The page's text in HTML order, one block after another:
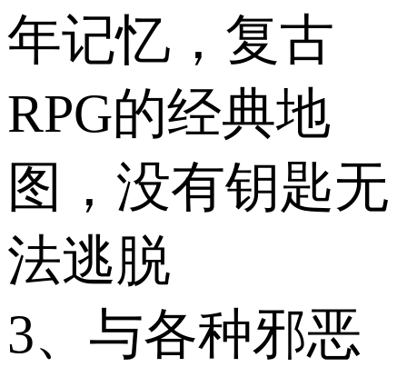
年记忆，复古
RPG的经典地
图，没有钥匙无
法逃脱
3、与各种邪恶